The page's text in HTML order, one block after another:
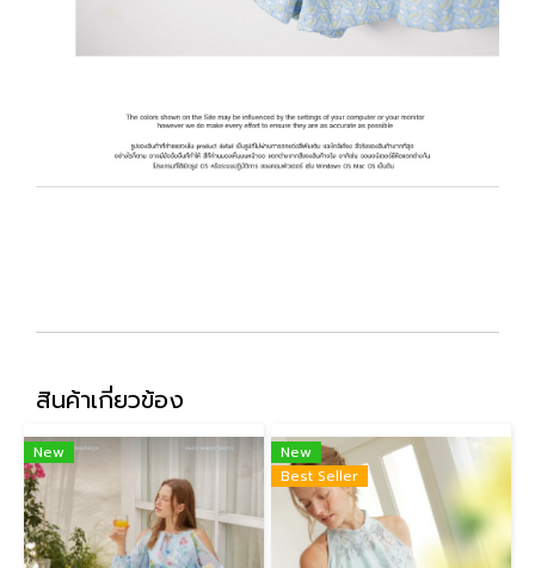
สินค้าเกี่ยวข้อง
New
New
Best Seller